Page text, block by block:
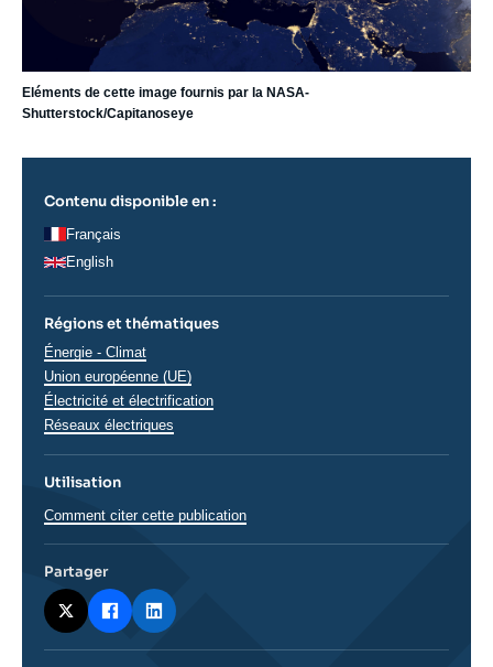
Eléments de cette image fournis par la NASA-
Shutterstock/Capitanoseye
Contenu disponible en :
Français
English
Régions et thématiques
Thématiques
analyses
Énergie - Climat
Union européenne (UE)
Électricité et électrification
Réseaux électriques
Utilisation
Comment citer cette publication
Partager